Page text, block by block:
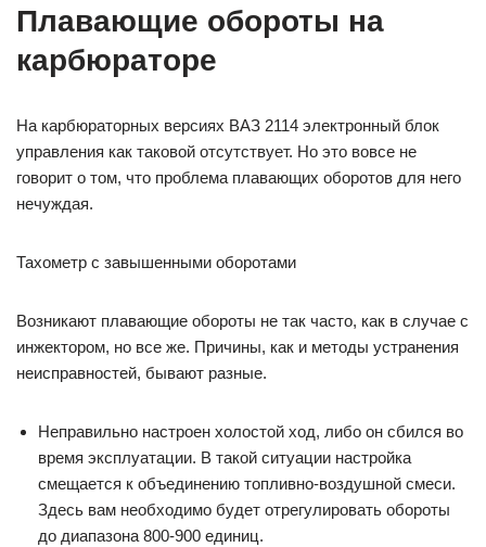
Плавающие обороты на
карбюраторе
На карбюраторных версиях ВАЗ 2114 электронный блок
управления как таковой отсутствует. Но это вовсе не
говорит о том, что проблема плавающих оборотов для него
нечуждая.
Тахометр с завышенными оборотами
Возникают плавающие обороты не так часто, как в случае с
инжектором, но все же. Причины, как и методы устранения
неисправностей, бывают разные.
Неправильно настроен холостой ход, либо он сбился во
время эксплуатации. В такой ситуации настройка
смещается к объединению топливно-воздушной смеси.
Здесь вам необходимо будет отрегулировать обороты
до диапазона 800-900 единиц.